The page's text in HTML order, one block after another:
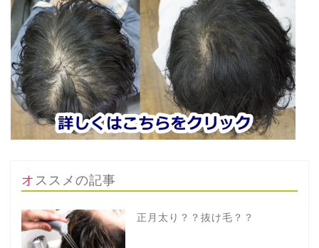
オススメの記事
正月太り？？抜け毛？？